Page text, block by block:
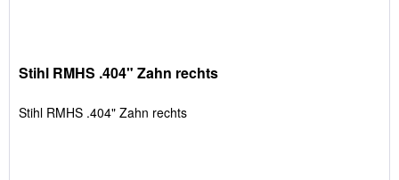
Stihl RMHS .404" Zahn rechts
Stihl RMHS .404" Zahn rechts